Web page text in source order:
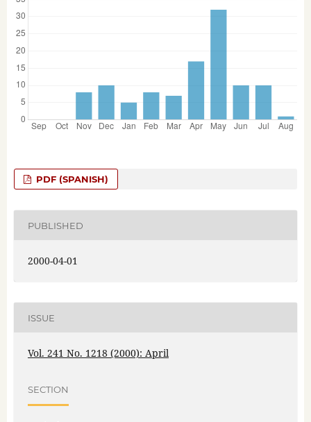
PDF (SPANISH)
PUBLISHED
2000-04-01
ISSUE
Vol. 241 No. 1218 (2000): April
SECTION